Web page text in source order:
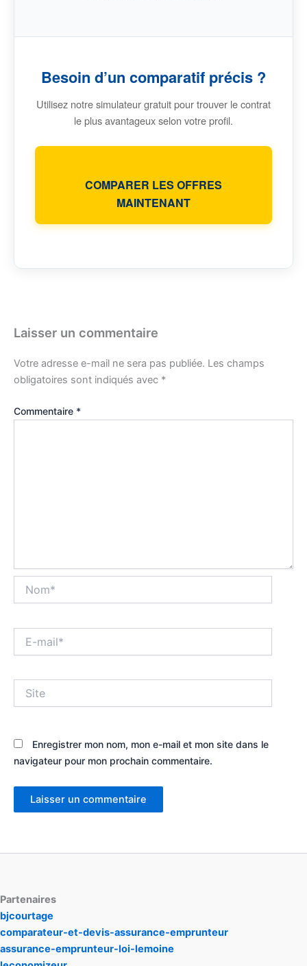
Besoin d’un comparatif précis ?
Utilisez notre simulateur gratuit pour trouver le contrat
le plus avantageux selon votre profil.
COMPARER LES OFFRES
MAINTENANT
Laisser un commentaire
Votre adresse e-mail ne sera pas publiée. Les champs
obligatoires sont indiqués avec *
Commentaire *
mail*
Enregistrer mon nom, mon e-mail et mon site dans le
navigateur pour mon prochain commentaire.
Partenaires
bjcourtage
comparateur-et-devis-assurance-emprunteur
assurance-emprunteur-loi-lemoine